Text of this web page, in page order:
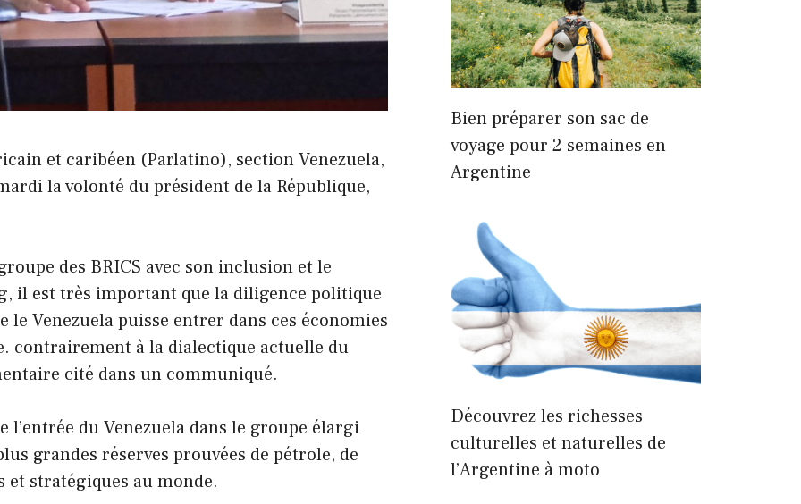
et caribéen (Parlatino), section Venezuela,
la volonté du président de la République,
des BRICS avec son inclusion et le
il est très important que la diligence politique
Venezuela puisse entrer dans ces économies
contrairement à la dialectique actuelle du
cité dans un communiqué.
l’entrée du Venezuela dans le groupe élargi
grandes réserves prouvées de pétrole, de
stratégiques au monde.
Bien préparer son sac de
voyage pour 2 semaines en
Argentine
Découvrez les richesses
culturelles et naturelles de
l’Argentine à moto